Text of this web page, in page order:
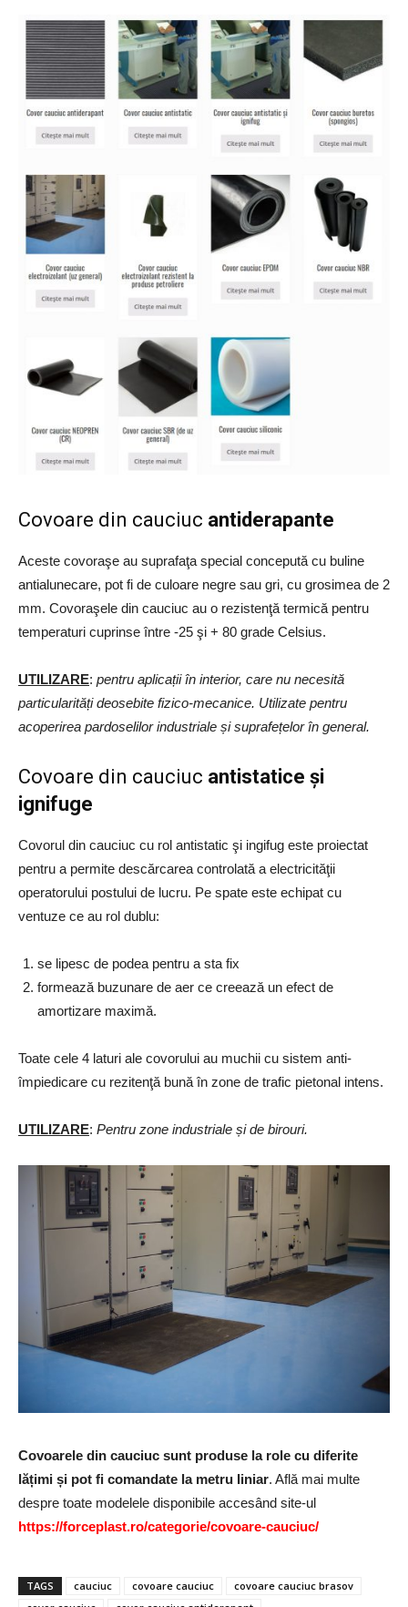
Covoare din cauciuc antiderapante
Aceste covoraşe au suprafaţa special concepută cu buline
antialunecare, pot fi de culoare negre sau gri, cu grosimea de 2
mm. Covoraşele din cauciuc au o rezistenţă termică pentru
temperaturi cuprinse între -25 şi + 80 grade Celsius.
UTILIZARE: pentru aplicații în interior, care nu necesită
particularități deosebite fizico-mecanice. Utilizate pentru
acoperirea pardoselilor industriale și suprafețelor în general.
Covoare din cauciuc antistatice și
ignifuge
Covorul din cauciuc cu rol antistatic şi ingifug este proiectat
pentru a permite descărcarea controlată a electricităţii
operatorului postului de lucru. Pe spate este echipat cu
ventuze ce au rol dublu:
se lipesc de podea pentru a sta fix
formează buzunare de aer ce creează un efect de
amortizare maximă.
Toate cele 4 laturi ale covorului au muchii cu sistem anti-
împiedicare cu rezitenţă bună în zone de trafic pietonal intens.
UTILIZARE: Pentru zone industriale și de birouri.
Covoarele din cauciuc sunt produse la role cu diferite
lățimi și pot fi comandate la metru liniar. Află mai multe
despre toate modelele disponibile accesând site-ul
https://forceplast.ro/categorie/covoare-cauciuc/
TAGS cauciuc covoare cauciuc
covoare cauciuc brasov